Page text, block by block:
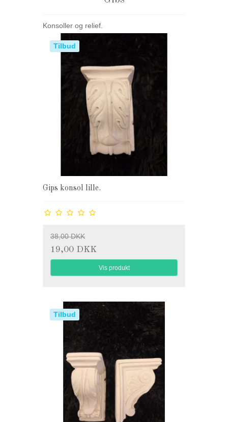
Konsoller og relief.
Tilbud
Gips konsol lille.
38,00 DKK
19,00 DKK
Vis produkt
Tilbud